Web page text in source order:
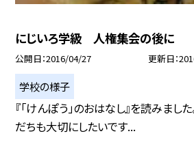
にじいろ学級 人権集会の後に
公開日 2016/04/27 更新日
学校の様子
『「けんぽう」のおはなし』を読みまし
だちも大切にしたいです...